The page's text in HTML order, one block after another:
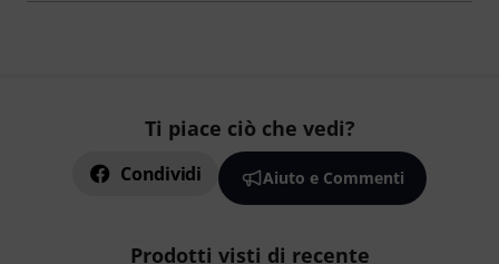
Ti piace ciò che vedi?
Condividi Aiuto e Commenti
Prodotti visti di recente